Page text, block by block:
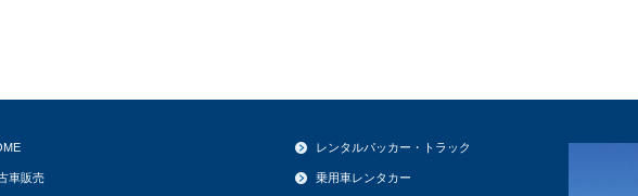
車販売
レンタルパッカー・トラック
乗用車レンタカー